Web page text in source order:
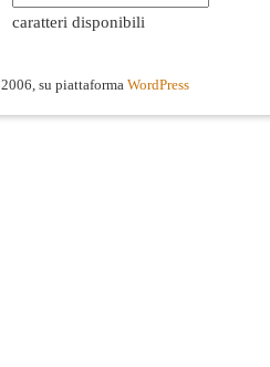
caratteri disponibili
2006, su piattaforma WordPress